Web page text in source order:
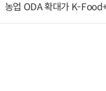
농업 ODA 확대가 K-